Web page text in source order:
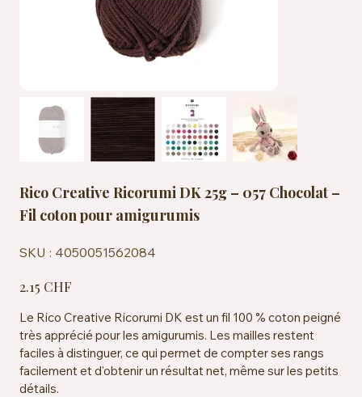
Rico Creative Ricorumi DK 25g – 057 Chocolat –
Fil coton pour amigurumis
SKU : 4050051562084
4050051562084
2.15 CHF
Le Rico Creative Ricorumi DK est un fil 100 % coton peigné
très apprécié pour les amigurumis. Les mailles restent
faciles à distinguer, ce qui permet de compter ses rangs
facilement et d'obtenir un résultat net, même sur les petits
détails.